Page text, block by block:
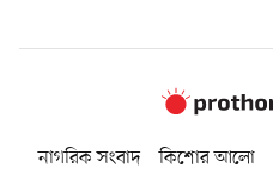
নাগরিক সংবাদ কিশোর আলো